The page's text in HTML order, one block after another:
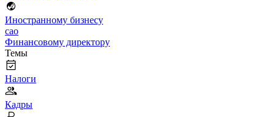
Иностранному бизнесу
cao
Финансовому директору
Темы
Налоги
Кадры